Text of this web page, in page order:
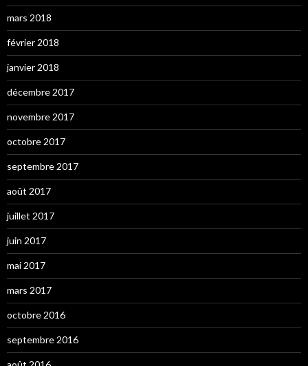
mars 2018
février 2018
janvier 2018
décembre 2017
novembre 2017
octobre 2017
septembre 2017
août 2017
juillet 2017
juin 2017
mai 2017
mars 2017
octobre 2016
septembre 2016